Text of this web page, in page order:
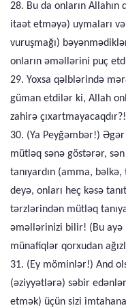
28. Bu da onların Allahın
itaət etməyə) uymaları
vuruşmağı)
onların əməllərini puç
29. Yoxsa qəlblərində
güman etdilər ki, Allah
zahirə çıxartmayacaqdır?!
30. (Ya Peyğəmbər!)
mütləq sənə göstərər,
tanıyardın (amma,
deyə, onları heç kəsə
tərzlərindən mütləq
əməllərinizi bilir! (Bu ayə
münafiqlər qorxudan
31. (Ey möminlər!) And
(əziyyətlərə) səbir
etmək) üçün sizi